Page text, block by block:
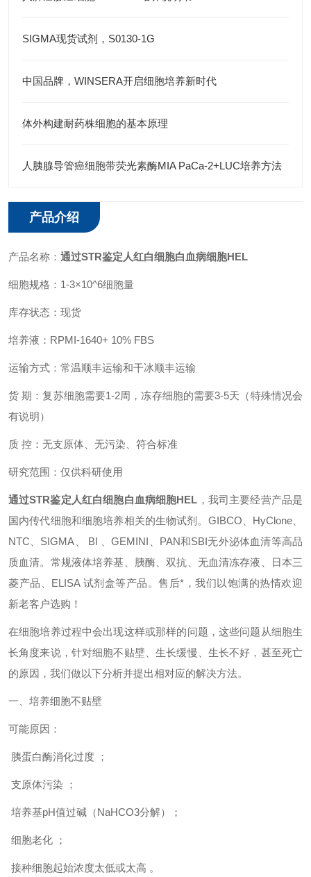
SIGMA现货试剂，S0130-1G
中国品牌，WINSERA开启细胞培养新时代
体外构建耐药株细胞的基本原理
人胰腺导管癌细胞带荧光素酶MIA PaCa-2+LUC培养方法
产品介绍
产品名称： 通过STR鉴定人红白细胞白血病细胞HEL
细胞规格：1-3×10^6细胞量
库存状态：现货
培养液 ： RPMI-1640+ 10% FBS
运输方式：常温顺丰运输和干冰顺丰运输
货 期：复苏细胞需要1-2周，冻存细胞的需要3-5天（特殊情况会
有说明）
质 控：无支原体、无污染、符合标准
研究范围：仅供科研使用
通过STR鉴定人红白细胞白血病细胞HEL ， 我司主要经营产品是
国内传代细胞和细胞培养相关的生物试剂。GIBCO、HyClone、
NTC、SIGMA、 BI 、GEMINI、PAN和SBI无外泌体血清等高品
质血清。常规液体培养基、胰酶、双抗、无血清冻存液、日本三
菱产品、ELISA 试剂盒等产品。售后*，我们以饱满的热情欢迎
新老客户选购！
在细胞培养过程中会出现这样或那样的问题，这些问题从细胞生
长角度来说，针对细胞不贴壁、生长缓慢、生长不好，甚至死亡
的原因，我们做以下分析并提出相对应的解决方法。
一、培养细胞不贴壁
可能原因：
胰蛋白酶消化过度 ；
支原体污染 ；
培养基pH值过碱（NaHCO3分解）；
细胞老化 ；
接种细胞起始浓度太低或太高 。